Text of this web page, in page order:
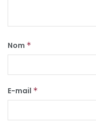
Nom *
E-mail *